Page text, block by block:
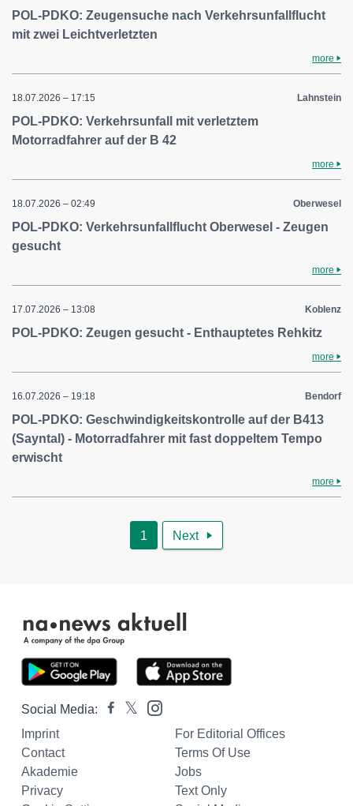
POL-PDKO: Zeugensuche nach Verkehrsunfallflucht
mit zwei Leichtverletzten
more
18.07.2026 – 17:15 Lahnstein
POL-PDKO: Verkehrsunfall mit verletztem
Motorradfahrer auf der B 42
more
18.07.2026 – 02:49 Oberwesel
POL-PDKO: Verkehrsunfallflucht Oberwesel - Zeugen
gesucht
more
17.07.2026 – 13:08 Koblenz
POL-PDKO: Zeugen gesucht - Enthauptetes Rehkitz
more
16.07.2026 – 19:18 Bendorf
POL-PDKO: Geschwindigkeitskontrolle auf der B413
(Sayntal) - Motorradfahrer mit fast doppeltem Tempo
erwischt
more
1 Next 
Social Media:
Imprint
For Editorial Offices
Contact
Terms Of Use
Akademie
Jobs
Privacy
Text Only